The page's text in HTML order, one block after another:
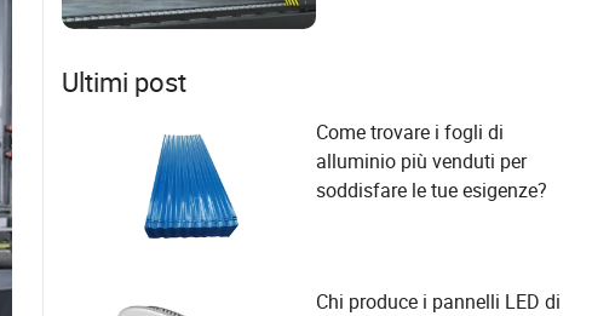
Ultimi post
Come trovare i fogli di
alluminio più venduti per
soddisfare le tue esigenze?
Chi produce i pannelli LED di